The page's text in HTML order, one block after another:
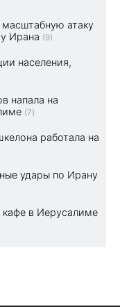
атаку
Ирана (9)
населения,
напала на
(7)
работала на
удары по Ирану
кафе в Иерусалиме